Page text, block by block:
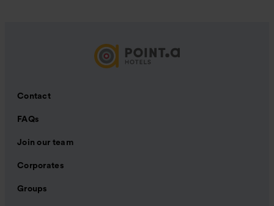
Contact
FAQs
Join our team
Corporates
Groups